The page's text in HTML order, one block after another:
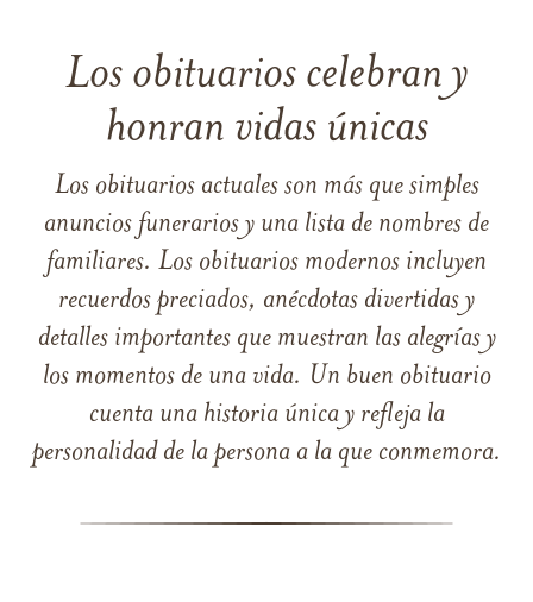
Los obituarios celebran y
honran vidas únicas
Los obituarios actuales son más que simples
anuncios funerarios y una lista de nombres de
familiares. Los obituarios modernos incluyen
recuerdos preciados, anécdotas divertidas y
detalles importantes que muestran las alegrías y
los momentos de una vida. Un buen obituario
cuenta una historia única y refleja la
personalidad de la persona a la que conmemora.